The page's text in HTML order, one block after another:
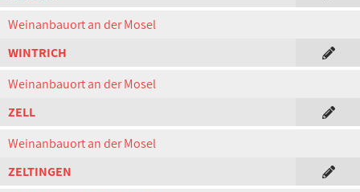
Weinanbauort an der Mosel
WINTRICH
Weinanbauort an der Mosel
ZELL
Weinanbauort an der Mosel
ZELTINGEN